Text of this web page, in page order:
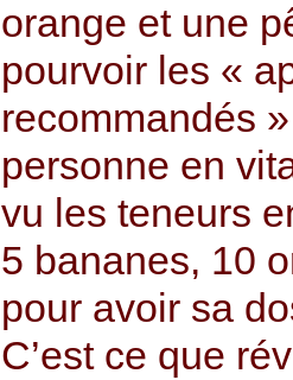
orange et une
pourvoir les «
recommandés
personne en
vu les teneurs
5 bananes, 10
pour avoir sa
C’est ce que